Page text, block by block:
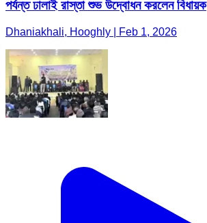
পর্যন্ত ঢালাই রাস্তা শুভ উদ্বোধন করলেন বিধায়ক
Dhaniakhali, Hooghly | Feb 1, 2026